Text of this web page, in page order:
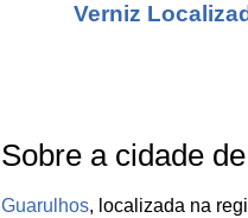
Verniz
Sobre a cidade
Guarulhos, localizada na